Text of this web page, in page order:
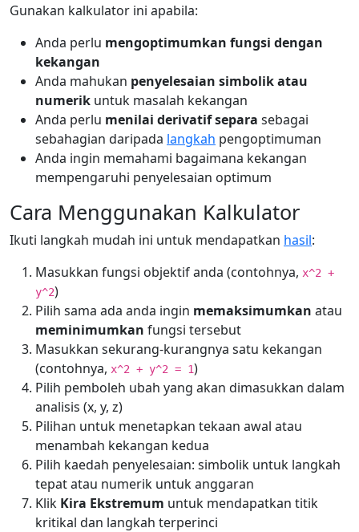
Gunakan kalkulator ini apabila:
Anda perlu mengoptimumkan fungsi dengan
kekangan
Anda mahukan penyelesaian simbolik atau
numerik untuk masalah kekangan
Anda perlu menilai derivatif separa sebagai
sebahagian daripada langkah pengoptimuman
Anda ingin memahami bagaimana kekangan
mempengaruhi penyelesaian optimum
Cara Menggunakan Kalkulator
Ikuti langkah mudah ini untuk mendapatkan hasil:
Masukkan fungsi objektif anda (contohnya, x^2 +
y^2)
Pilih sama ada anda ingin memaksimumkan atau
meminimumkan fungsi tersebut
Masukkan sekurang-kurangnya satu kekangan
(contohnya, x^2 + y^2 = 1)
Pilih pemboleh ubah yang akan dimasukkan dalam
analisis (x, y, z)
Pilihan untuk menetapkan tekaan awal atau
menambah kekangan kedua
Pilih kaedah penyelesaian: simbolik untuk langkah
tepat atau numerik untuk anggaran
Klik Kira Ekstremum untuk mendapatkan titik
kritikal dan langkah terperinci